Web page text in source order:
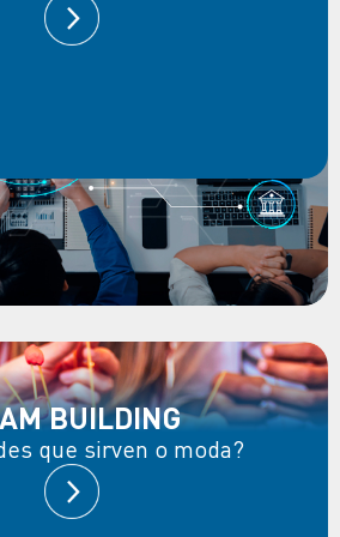
BUILDING
que sirven o moda?